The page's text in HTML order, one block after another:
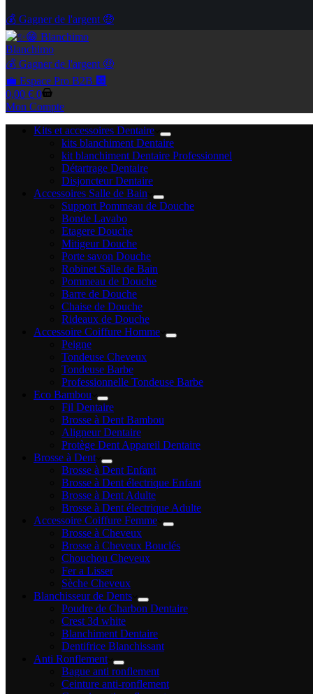
💰 Gagner de l'argent 🤑
Blanchimo
💰 Gagner de l'argent 🤑
💼 Espace Pro B2B 🏢
Panier
d’achat
0,00 € 0
Mon Compte
Kits et accessoires Dentaire
kits blanchiment Dentaire
kit blanchiment Dentaire Professionnel
Détartrage Dentaire
Disjoncteur Dentaire
Accessoires Salle de Bain
Support Pommeau de Douche
Bonde Lavabo
Etagere Douche
Mitigeur Douche
Porte savon Douche
Robinet Salle de Bain
Pommeau de Douche
Barre de Douche
Chaise de Douche
Rideaux de Douche
Accessoire Coiffure Homme
Peigne
Tondeuse Cheveux
Tondeuse Barbe
Professionnelle Tondeuse Barbe
Eco Bambou
Fil Dentaire
Brosse à Dent Bambou
Aligneur Dentaire
Protège Dent Appareil Dentaire
Brosse à Dent
Brosse à Dent Enfant
Brosse à Dent électrique Enfant
Brosse à Dent Adulte
Brosse à Dent électrique Adulte
Accessoire Coiffure Femme
Brosse à Cheveux
Brosse à Cheveux Bouclés
Chouchou Cheveux
Fer a Lisser
Sèche Cheveux
Blanchisseur de Dents
Poudre de Charbon Dentaire
Crest 3d white
Blanchiment Dentaire
Dentifrice Blanchissant
Anti Ronflement
Bague anti ronflement
Ceinture anti-ronflement